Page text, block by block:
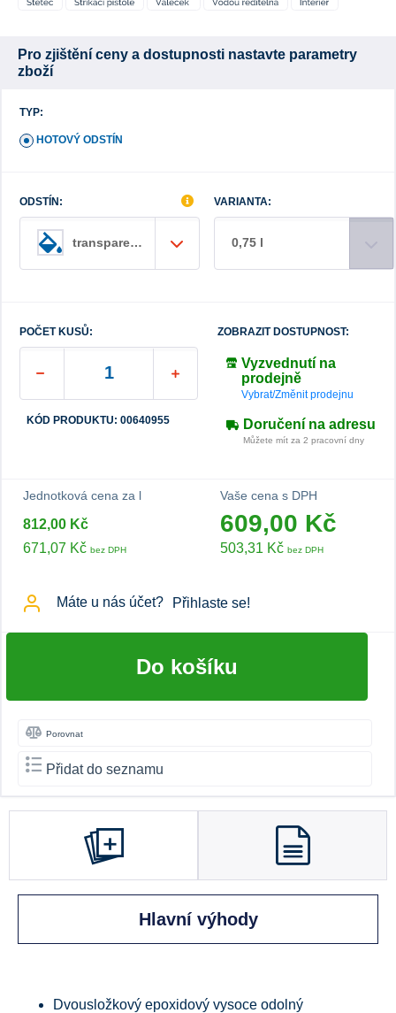
Pro zjištění ceny a dostupnosti nastavte parametry
zboží
TYP:
HOTOVÝ ODSTÍN
ODSTÍN:
transparentní
VARIANTA:
0,75 l
POČET KUSŮ:
KÓD PRODUKTU: 00640955
ZOBRAZIT DOSTUPNOST:
Vyzvednutí na
prodejně
Vybrat/Změnit prodejnu
Doručení na adresu
Můžete mít za 2 pracovní dny
Jednotková cena za l
812,00 Kč
671,07 Kč bez DPH
Vaše cena s DPH
609,00 Kč
503,31 Kč bez DPH
Máte u nás účet? Přihlaste se!
Do košíku
Porovnat
Přidat do seznamu
Hlavní výhody
Dvousložkový epoxidový vysoce odolný